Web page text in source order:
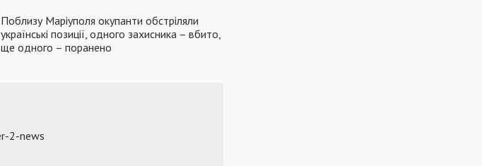
Поблизу Маріуполя окупанти обстріляли
українські позиції, одного захисника – вбито,
ще одного – поранено